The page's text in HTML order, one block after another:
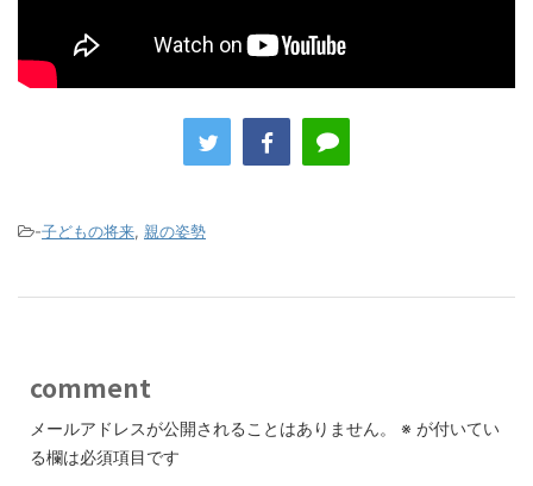
-子どもの将来, 親の姿勢
comment
メールアドレスが公開されることはありません。 ※ が付いてい
る欄は必須項目です